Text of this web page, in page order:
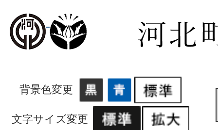
背景色変更
文字サイズ変更